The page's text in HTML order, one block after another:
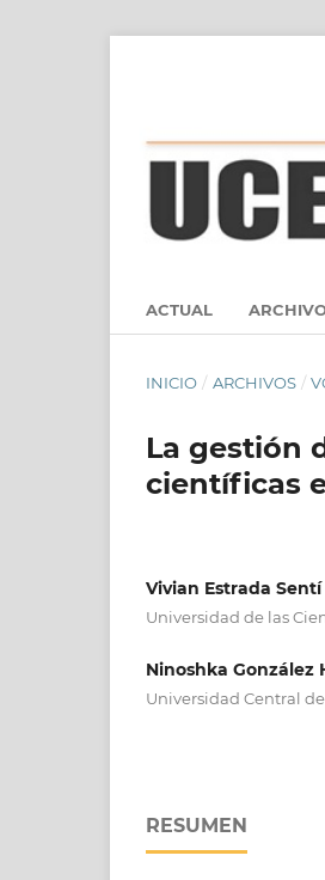
ACTUAL
INICIO / ARCHIVOS /
La gestión
científicas
Vivian Estrada Sentí
Universidad de las
Ninoshka González
Universidad Central
RESUMEN